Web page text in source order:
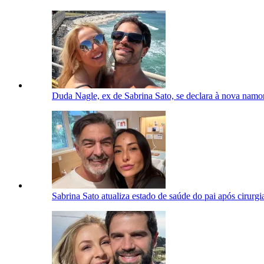
Duda Nagle, ex de Sabrina Sato, se declara à nova
Sabrina Sato atualiza estado de saúde do pai após